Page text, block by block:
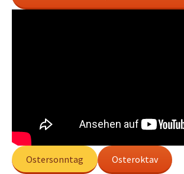
Ostersonntag Osteroktav